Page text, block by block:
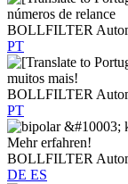
BOLLFILTER
PT
BOLLFILTER
PT
BOLLFILTER
DE ES